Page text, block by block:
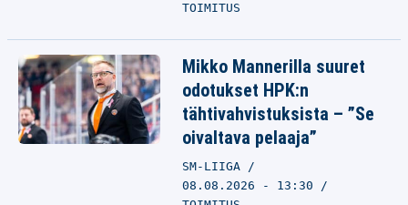
TOIMITUS
Mikko Mannerilla suuret
odotukset HPK:n
tähtivahvistuksista – ”Se
oivaltava pelaaja”
SM-LIIGA
08.08.2026 - 13:30